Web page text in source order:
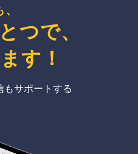
つで、
す ！
もサポートする